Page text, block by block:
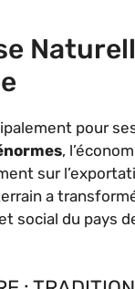
pour
,
sur
a
social du pays